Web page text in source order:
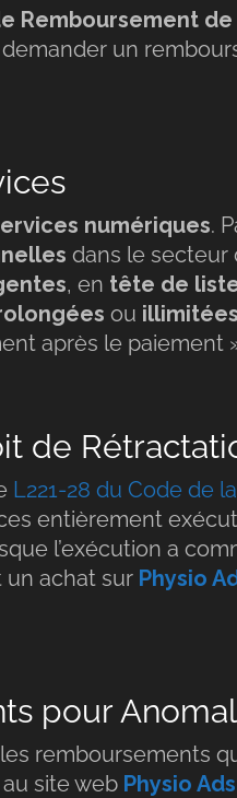
Remboursement de
un
numériques.
dans le secteur
, en tête de
ou
après le paiement
de
L221-28 du Code de
entièrement
l’exécution a
achat sur Physio
pour
remboursements
site web Physio Ads